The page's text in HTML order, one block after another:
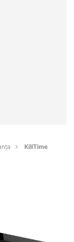
KillTime